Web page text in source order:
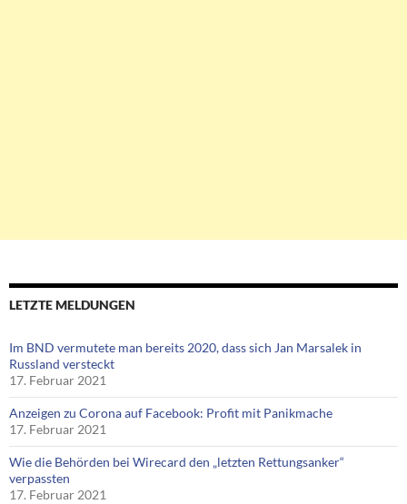
LETZTE MELDUNGEN
Im BND vermutete man bereits 2020, dass sich Jan Marsalek in
Russland versteckt
17. Februar 2021
Anzeigen zu Corona auf Facebook: Profit mit Panikmache
17. Februar 2021
Wie die Behörden bei Wirecard den „letzten Rettungsanker“
verpassten
17. Februar 2021